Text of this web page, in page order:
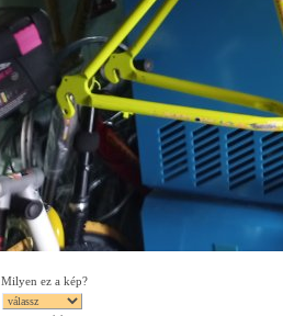
Milyen ez a kép?